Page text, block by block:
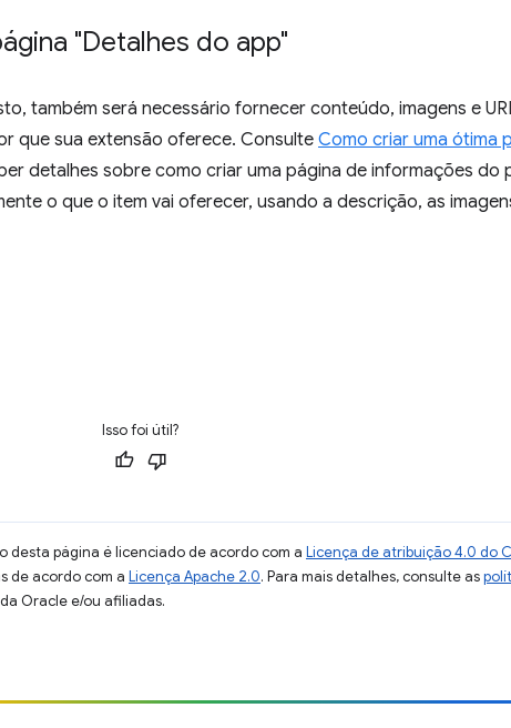
"Detalhes do app"
também será necessário fornecer conteúdo, imagens e
que sua extensão oferece. ConsulteComo criar uma ótima
detalhes sobre como criar uma página de informações do
o que o item vai oferecer, usando a descrição, as
Isso foi útil?
desta página é licenciado de acordo com a Licença de atribuição 4.0 do
de acordo com a Licença Apache 2.0. Para mais detalhes, consulte as
Oracle e/ou afiliadas.